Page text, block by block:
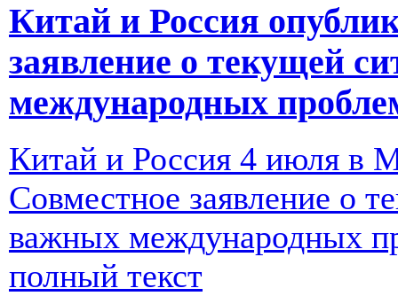
Китай и Россия
заявление о текущей
международных
Китай и Россия 4 июля в
Совместное заявление о
важных международных
полный текст